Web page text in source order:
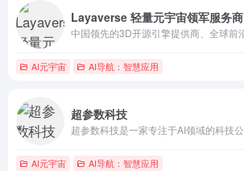
Layaverse 轻量元宇宙领军服务商
AI元宇宙 AI导航：智慧应用
超参数科技
AI元宇宙 AI导航：智慧应用